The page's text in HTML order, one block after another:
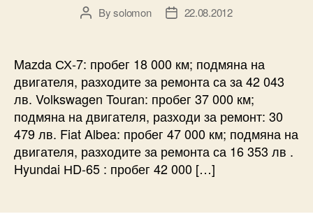
PostBysolomon
Post22.08.2012
Mazda СХ-7: пробег 18 000 км; подмяна на
двигателя, разходите за ремонта са за 42 043
лв. Volkswagen Touran: пробег 37 000 км;
подмяна на двигателя, разходи за ремонт: 30
479 лв. Fiat Albea: пробег 47 000 км; подмяна на
двигателя, разходите за ремонта са 16 353 лв .
Hyundai НD-65 : пробег 42 000 […]